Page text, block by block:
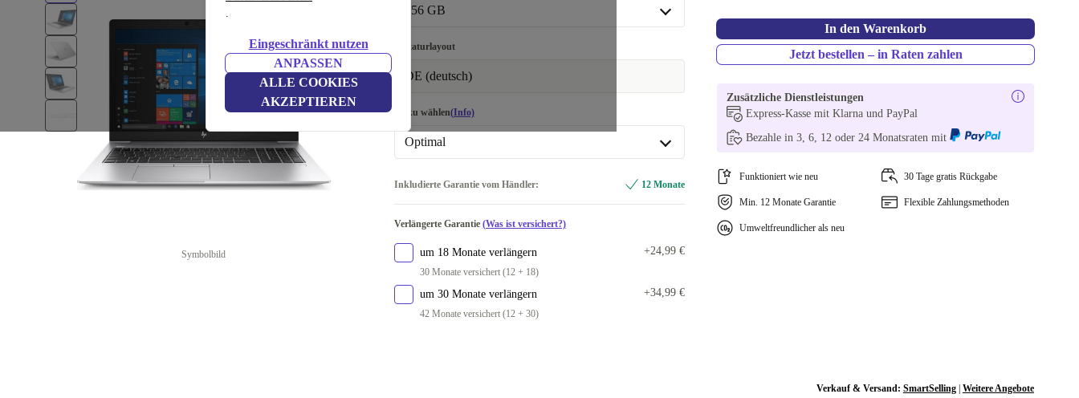
.
Eingeschränkt nutzen
ANPASSEN
ALLE COOKIES
AKZEPTIEREN
Symbolbild
16.0 GB +29,00 €
256 GB
256 GB
512 GB
Tastaturlayout
DE (deutsch)
Akku wählen(Info)
Optimal
Neu +40,00 €
Inkludierte Garantie vom Händler: 12 Monate
Verlängerte Garantie (Was ist versichert?)
um 18 Monate verlängern
30 Monate versichert (12 + 18)
+24,99 €
um 30 Monate verlängern
42 Monate versichert (12 + 30)
+34,99 €
In den Warenkorb
Jetzt bestellen – in Raten zahlen
Zusätzliche Dienstleistungen
Express-Kasse mit Klarna und PayPal
Bezahle in 3, 6, 12 oder 24 Monatsraten mit
Funktioniert wie neu 30 Tage gratis Rückgabe
Min. 12 Monate Garantie Flexible Zahlungsmethoden
Umweltfreundlicher als neu
Verkauf & Versand: SmartSelling| Weitere Angebote